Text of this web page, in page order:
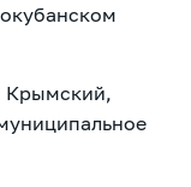
Крымский,